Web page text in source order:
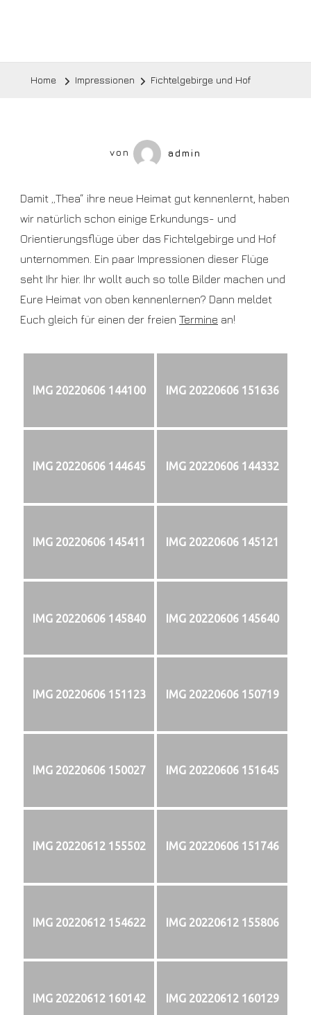
Home Impressionen Fichtelgebirge und Hof
von admin
Damit „Thea“ ihre neue Heimat gut kennenlernt, haben
wir natürlich schon einige Erkundungs- und
Orientierungsflüge über das Fichtelgebirge und Hof
unternommen. Ein paar Impressionen dieser Flüge
seht Ihr hier. Ihr wollt auch so tolle Bilder machen und
Eure Heimat von oben kennenlernen? Dann meldet
Euch gleich für einen der freien Termine an!
IMG 20220606 144100 IMG 20220606 151636
IMG 20220606 144645 IMG 20220606 144332
IMG 20220606 145411 IMG 20220606 145121
IMG 20220606 145840 IMG 20220606 145640
IMG 20220606 151123 IMG 20220606 150719
IMG 20220606 150027 IMG 20220606 151645
IMG 20220612 155502 IMG 20220606 151746
IMG 20220612 154622 IMG 20220612 155806
IMG 20220612 160142 IMG 20220612 160129